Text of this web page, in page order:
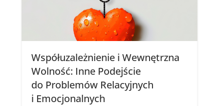
Współuzależnienie i Wewnętrzna
Wolność: Inne Podejście
do Problemów Relacyjnych
i Emocjonalnych